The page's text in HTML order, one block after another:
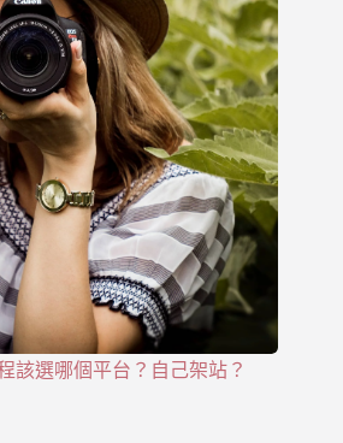
該選哪個平台？自己架站？